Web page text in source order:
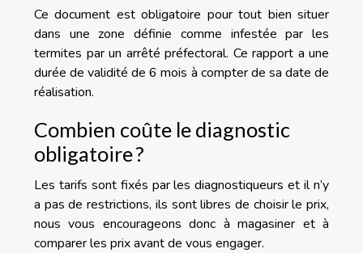
Ce document est obligatoire pour tout bien situer
dans une zone définie comme infestée par les
termites par un arrêté préfectoral. Ce rapport a une
durée de validité de 6 mois à compter de sa date de
réalisation.
Combien coûte le diagnostic
obligatoire ?
Les tarifs sont fixés par les diagnostiqueurs et il n’y
a pas de restrictions, ils sont libres de choisir le prix,
nous vous encourageons donc à magasiner et à
comparer les prix avant de vous engager.